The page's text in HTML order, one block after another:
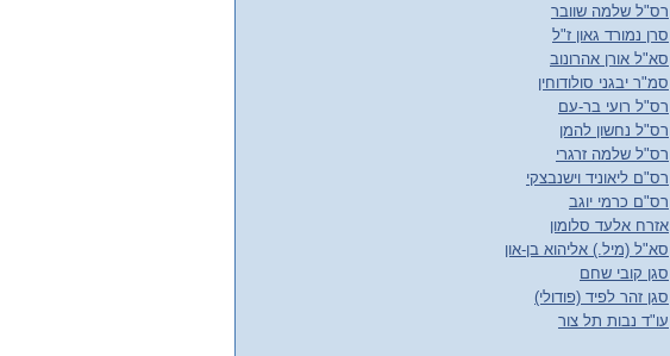
רס"ל שלמה שוובר
סרן נמורד גאון ז"ל
סא"ל אורן אהרונוב
סמ"ר יבגני סולודוחין
רס"ל רועי בר-עם
רס"ל נחשון להמן
רס"ל שלמה זרגרי
רס"ם ליאוניד וישנבצקי
רס"ם כרמי יוגב
אזרח אלעד סלומון
סא"ל (מיל.) אליהוא בן-און
סגן קובי שחם
סגן זהר לפיד (פודולי)
עו"ד נבות תל צור